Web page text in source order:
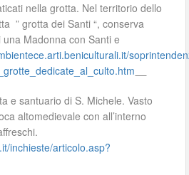
nella grotta. Nel territorio dello
” grotta dei Santi “, conserva
Madonna con Santi e
e santuario di S. Michele. Vasto
altomedievale con all’interno
inchieste/articolo.asp?